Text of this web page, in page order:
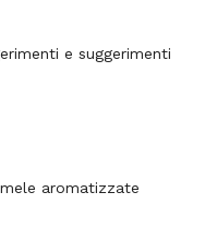
e suggerimenti
aromatizzate